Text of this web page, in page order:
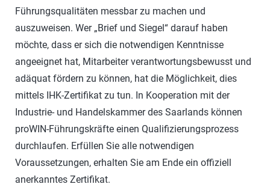
Führungsqualitäten messbar zu machen und
auszuweisen. Wer „Brief und Siegel“ darauf haben
möchte, dass er sich die notwendigen Kenntnisse
angeeignet hat, Mitarbeiter verantwortungsbewusst und
adäquat fördern zu können, hat die Möglichkeit, dies
mittels IHK-Zertifikat zu tun. In Kooperation mit der
Industrie- und Handelskammer des Saarlands können
proWIN-Führungskräfte einen Qualifizierungsprozess
durchlaufen. Erfüllen Sie alle notwendigen
Voraussetzungen, erhalten Sie am Ende ein offiziell
anerkanntes Zertifikat.